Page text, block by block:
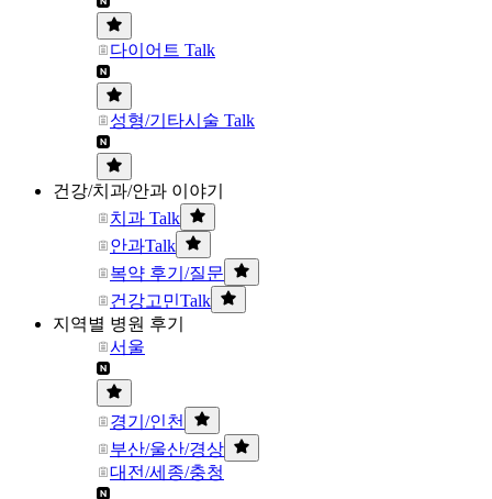
다이어트 Talk
성형/기타시술 Talk
건강/치과/안과 이야기
치과 Talk
안과Talk
복약 후기/질문
건강고민Talk
지역별 병원 후기
서울
경기/인천
부산/울산/경상
대전/세종/충청